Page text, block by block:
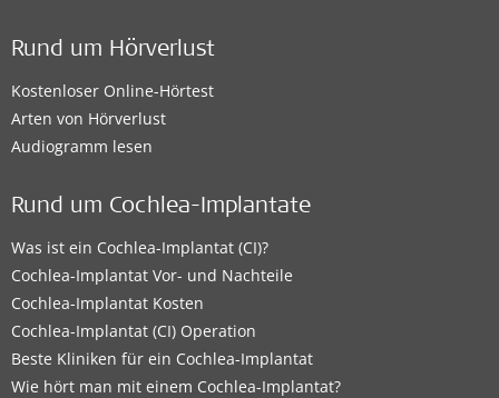
Rund um Hörverlust
Kostenloser Online-Hörtest
Arten von Hörverlust
Audiogramm lesen
Rund um Cochlea-Implantate
Was ist ein Cochlea-Implantat (CI)?
Cochlea-Implantat Vor- und Nachteile
Cochlea-Implantat Kosten
Cochlea-Implantat (CI) Operation
Beste Kliniken für ein Cochlea-Implantat
Wie hört man mit einem Cochlea-Implantat?